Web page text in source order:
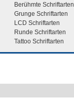
Berühmte Schriftarten
Grunge Schriftarten
LCD Schriftarten
Runde Schriftarten
Tattoo Schriftarten